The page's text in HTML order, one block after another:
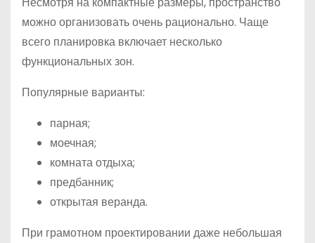
можно организовать очень рационально. Чаще
всего планировка включает несколько
функциональных зон.
Популярные варианты:
парная;
моечная;
комната отдыха;
предбанник;
открытая веранда.
При грамотном проектировании даже небольшая